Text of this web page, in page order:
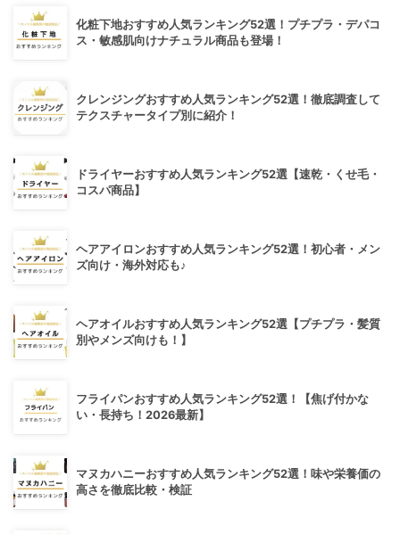
化粧下地おすすめ人気ランキング52選！プチプラ・デパコ
ス・敏感肌向けナチュラル商品も登場！
クレンジングおすすめ人気ランキング52選！徹底調査して
テクスチャータイプ別に紹介！
ドライヤーおすすめ人気ランキング52選【速乾・くせ毛・
コスパ商品】
ヘアアイロンおすすめ人気ランキング52選！初心者・メン
ズ向け・海外対応も♪
ヘアオイルおすすめ人気ランキング52選【プチプラ・髪質
別やメンズ向けも！】
フライパンおすすめ人気ランキング52選！【焦げ付かな
い・長持ち！2026最新】
マヌカハニーおすすめ人気ランキング52選！味や栄養価の
高さを徹底比較・検証